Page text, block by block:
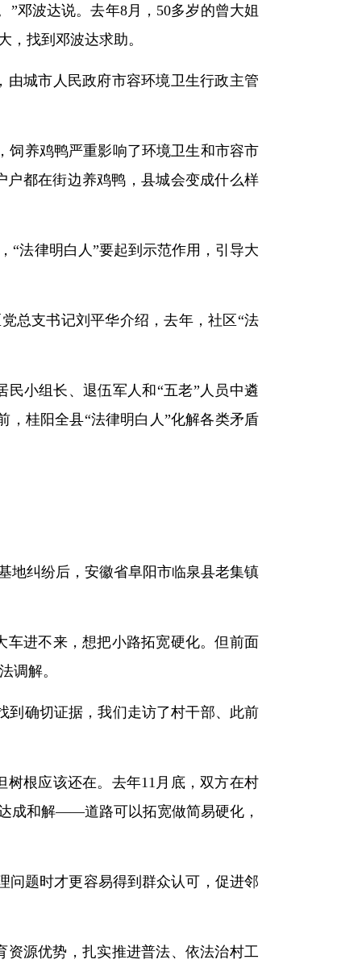
邓波达说。去年8月，50多岁的曾大姐
，找到邓波达求助。
城市人民政府市容环境卫生行政主管
饲养鸡鸭严重影响了环境卫生和市容市
户都在街边养鸡鸭，县城会变成什么样
“法律明白人”要起到示范作用，引导大
总支书记刘平华介绍，去年，社区“法
小组长、退伍军人和“五老”人员中遴
，桂阳全县“法律明白人”化解各类矛盾
地纠纷后，安徽省阜阳市临泉县老集镇
进不来，想把小路拓宽硬化。但前面
调解。
到确切证据，我们走访了村干部、此前
根应该还在。去年11月底，双方在村
成和解——道路可以拓宽做简易硬化，
问题时才更容易得到群众认可，促进邻
资源优势，扎实推进普法、依法治村工